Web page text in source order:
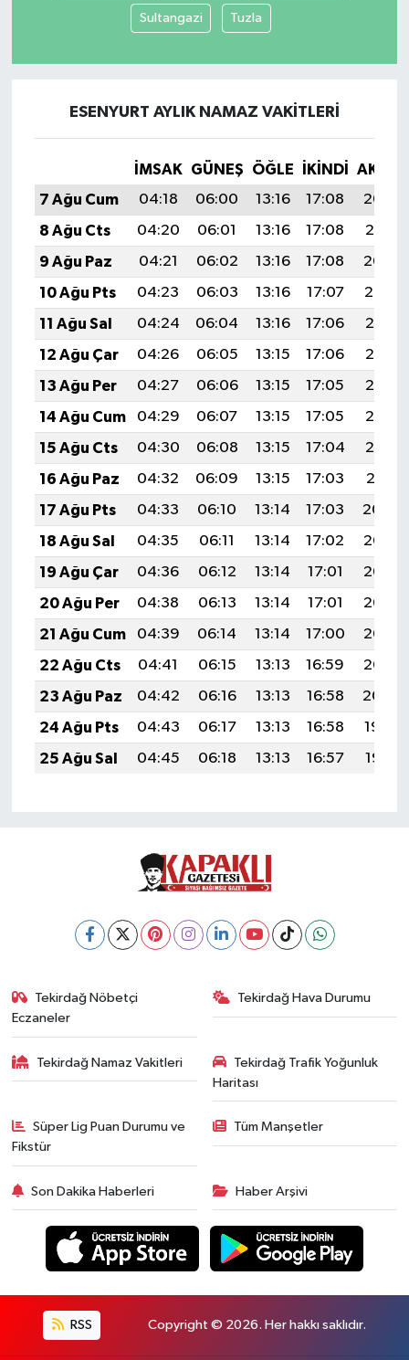
Sultangazi Tuzla
ESENYURT AYLIK NAMAZ VAKITLERI
İMSAK GÜNEŞ ÖĞLE İKINDI
7 Ağu Cum
04:18 06:00 13:16 17:08
20:23
8 Ağu Cts
04:20 06:01 13:16 17:08
20:21
9 Ağu Paz
04:21 06:02 13:16 17:08
20:20
10 Ağu Pts
04:23 06:03 13:16 17:07
20:19
11 Ağu Sal
04:24 06:04 13:16 17:06
20:17
12 Ağu Çar
04:26 06:05 13:15 17:06
20:16
13 Ağu Per
04:27 06:06 13:15 17:05
20:15
14 Ağu Cum
04:29 06:07 13:15 17:05
20:13
15 Ağu Cts
04:30 06:08 13:15 17:04
20:12
16 Ağu Paz
04:32 06:09 13:15 17:03
20:11
17 Ağu Pts
04:33 06:10 13:14 17:03
20:09
18 Ağu Sal
04:35 06:11 13:14 17:02
20:08
19 Ağu Çar
04:36 06:12 13:14 17:01
20:06
20 Ağu Per
04:38 06:13 13:14 17:01
20:05
21 Ağu Cum
04:39 06:14 13:14 17:00
20:03
22 Ağu Cts
04:41 06:15 13:13 16:59
20:02
23 Ağu Paz
04:42 06:16 13:13 16:58
20:00
24 Ağu Pts
04:43 06:17 13:13 16:58
19:59
25 Ağu Sal
04:45 06:18 13:13 16:57 19:57
Tekirdağ Nöbetçi
Eczaneler
Tekirdağ Hava Durumu
Tekirdağ Namaz Vakitleri
Tekirdağ Trafik Yoğunluk
Haritası
Süper Lig Puan Durumu ve
Fikstür
Tüm Manşetler
Son Dakika Haberleri Haber Arşivi
RSS Copyright © 2026. Her hakkı saklıdır.